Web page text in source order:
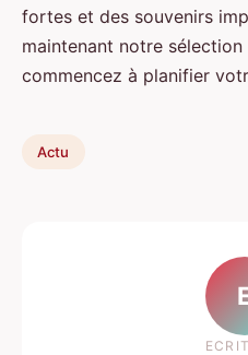
fortes et des souvenirs
maintenant notre
commencez à planifier
Actu